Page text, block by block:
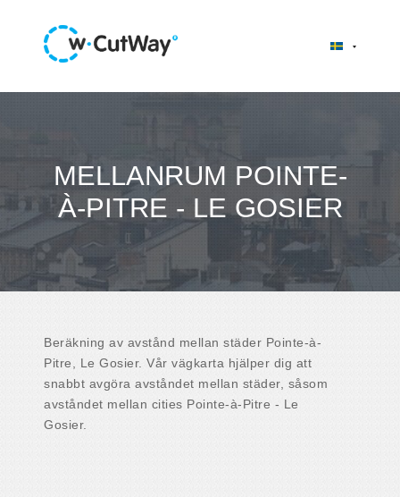
MELLANRUM POINTE-
À-PITRE - LE GOSIER
Beräkning av avstånd mellan städer Pointe-à-
Pitre, Le Gosier. Vår vägkarta hjälper dig att
snabbt avgöra avståndet mellan städer, såsom
avståndet mellan cities Pointe-à-Pitre - Le
Gosier.